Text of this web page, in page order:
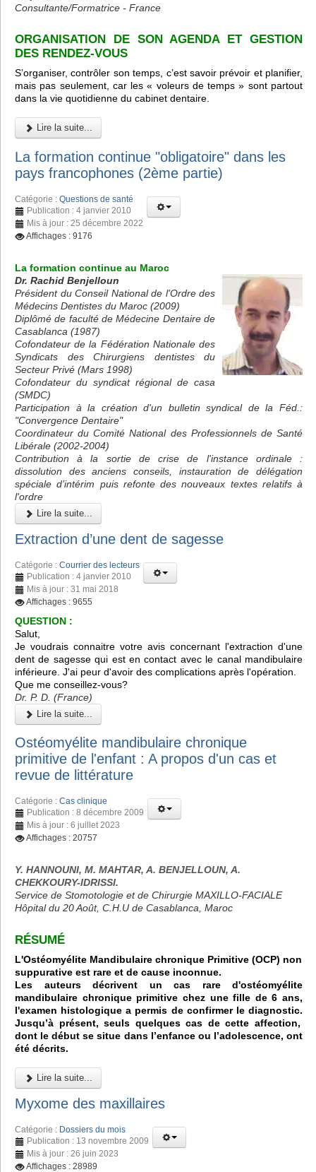
Consultante/Formatrice - France
ORGANISATION DE SON AGENDA ET GESTION
DES RENDEZ-VOUS
S’organiser, contrôler son temps, c’est savoir prévoir et planifier,
mais pas seulement, car les « voleurs de temps » sont partout
dans la vie quotidienne du cabinet dentaire.
Lire la suite...
La formation continue "obligatoire" dans les
pays francophones (2ème partie)
Catégorie : Questions de santé
Publication : 4 janvier 2010
Mis à jour : 25 décembre 2022
Affichages : 9176
La formation continue au Maroc
Dr. Rachid Benjelloun
Président du Conseil National de l'Ordre des
Médecins Dentistes du Maroc (2009)
Diplômé de faculté de Médecine Dentaire de
Casablanca (1987)
Cofondateur de la Fédération Nationale des
Syndicats des Chirurgiens dentistes du
Secteur Privé (Mars 1998)
Cofondateur du syndicat régional de casa
(SMDC)
Participation à la création d'un bulletin syndical de la Féd.:
"Convergence Dentaire"
Coordinateur du Comité National des Professionnels de Santé
Libérale (2002-2004)
Contribution à la sortie de crise de l'instance ordinale :
dissolution des anciens conseils, instauration de délégation
spéciale d’intérim puis refonte des nouveaux textes relatifs à
l'ordre
Lire la suite...
Extraction d’une dent de sagesse
Catégorie : Courrier des lecteurs
Publication : 4 janvier 2010
Mis à jour : 31 mai 2018
Affichages : 9655
QUESTION :
Salut,
Je voudrais connaitre votre avis concernant l'extraction d'une
dent de sagesse qui est en contact avec le canal mandibulaire
inférieure. J'ai peur d'avoir des complications après l'opération.
Que me conseillez-vous?
Dr. P. D. (France)
Lire la suite...
Ostéomyélite mandibulaire chronique
primitive de l'enfant : A propos d'un cas et
revue de littérature
Catégorie : Cas clinique
Publication : 8 décembre 2009
Mis à jour : 6 juillet 2023
Affichages : 20757
Y. HANNOUNI, M. MAHTAR, A. BENJELLOUN, A.
CHEKKOURY-IDRISSI.
Service de Stomotologie et de Chirurgie MAXILLO-FACIALE
Hôpital du 20 Août, C.H.U de Casablanca, Maroc
RÉSUMÉ
L'Ostéomyélite Mandibulaire chronique Primitive (OCP) non
suppurative est rare et de cause inconnue.
Les auteurs décrivent un cas rare d'ostéomyélite
mandibulaire chronique primitive chez une fille de 6 ans,
l'examen histologique a permis de confirmer le diagnostic.
Jusqu’à présent, seuls quelques cas de cette affection,
dont le début se situe dans l’enfance ou l’adolescence, ont
été décrits.
Lire la suite...
Myxome des maxillaires
Catégorie : Dossiers du mois
Publication : 13 novembre 2009
Mis à jour : 26 juin 2023
Affichages : 28989